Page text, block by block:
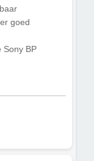
goed
Sony BP